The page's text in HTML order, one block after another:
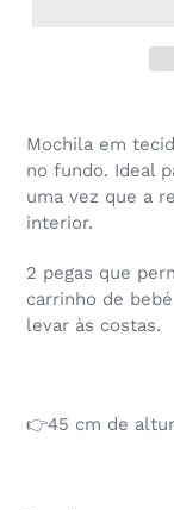
Mochila em
no fundo. Ideal
uma vez que a
interior.
2 pegas que
carrinho de
levar às costas.
👉45 cm de